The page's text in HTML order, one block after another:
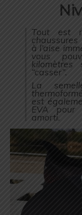
Tout est
à l’aise
vous
“casser”.
La
est
EVA
amorti.